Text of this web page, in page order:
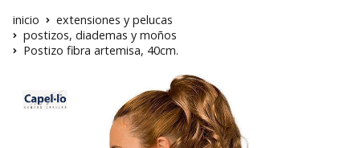
inicio
extensiones y pelucas
postizos, diademas y moños
Postizo fibra artemisa, 40cm.